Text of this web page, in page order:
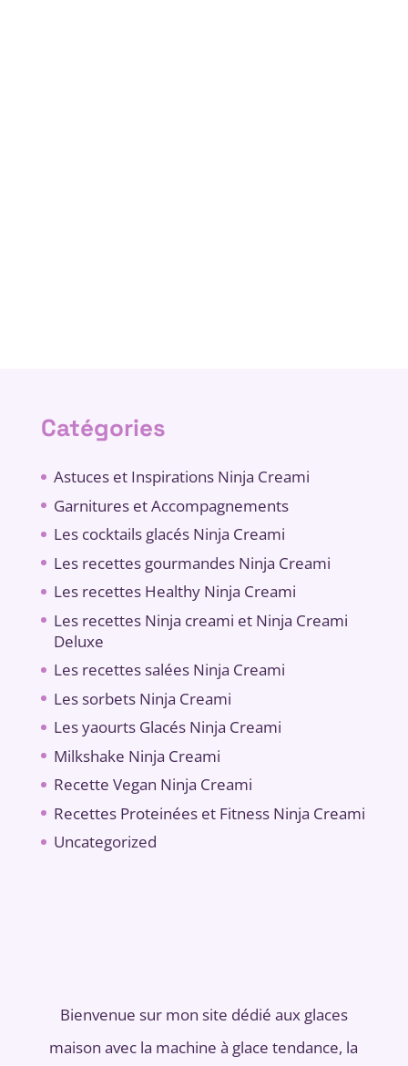
Catégories
Astuces et Inspirations Ninja Creami
Garnitures et Accompagnements
Les cocktails glacés Ninja Creami
Les recettes gourmandes Ninja Creami
Les recettes Healthy Ninja Creami
Les recettes Ninja creami et Ninja Creami
Deluxe
Les recettes salées Ninja Creami
Les sorbets Ninja Creami
Les yaourts Glacés Ninja Creami
Milkshake Ninja Creami
Recette Vegan Ninja Creami
Recettes Proteinées et Fitness Ninja Creami
Uncategorized
Bienvenue sur mon site dédié aux glaces
maison avec la machine à glace tendance, la